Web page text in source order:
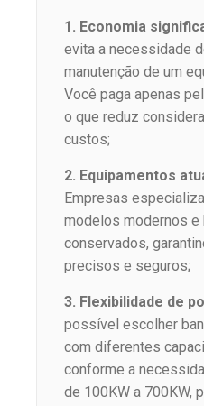
1. Economia
evita a necessidade
manutenção de um
Você paga apenas
o que reduz
custos;
2. Equipamentos
Empresas
modelos modernos e
conservados,
precisos e seguros;
3. Flexibilidade de
possível escolher
com diferentes
conforme a
de 100KW a 700KW,